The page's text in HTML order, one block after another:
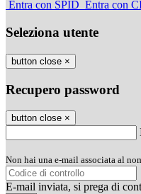
Entra con SPID Entra con
Seleziona utente
button close ×
Recupero password
button close ×
Non hai una e-mail associata al
E-mail inviata, si prega di